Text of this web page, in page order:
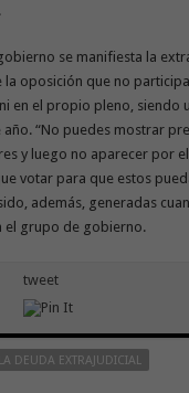
se manifiesta la
la oposición que no
en el propio pleno, siendo
“No puedes mostrar
y luego no aparecer por
votar para que estos
además, generadas
el grupo de gobierno.
tweet
DEUDA EXTRAJUDICIAL